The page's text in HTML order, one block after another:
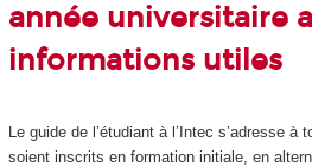
année universitaire
informations utiles
Le guide de l’étudiant à l’Intec s’adresse à
soient inscrits en formation initiale, en